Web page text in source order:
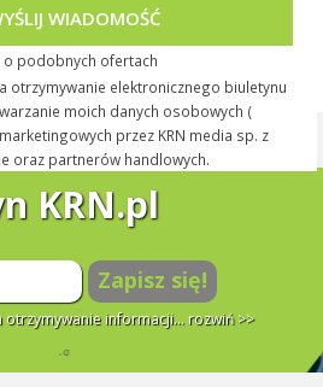
WIADOMOŚĆ
o podobnych ofertach
otrzymywanie elektronicznego biuletynu
moich danych osobowych (
przez KRN media sp. z
oraz partnerów handlowych.
KRN.pl
Zapisz się!
otrzymywanie informacji... rozwiń >>